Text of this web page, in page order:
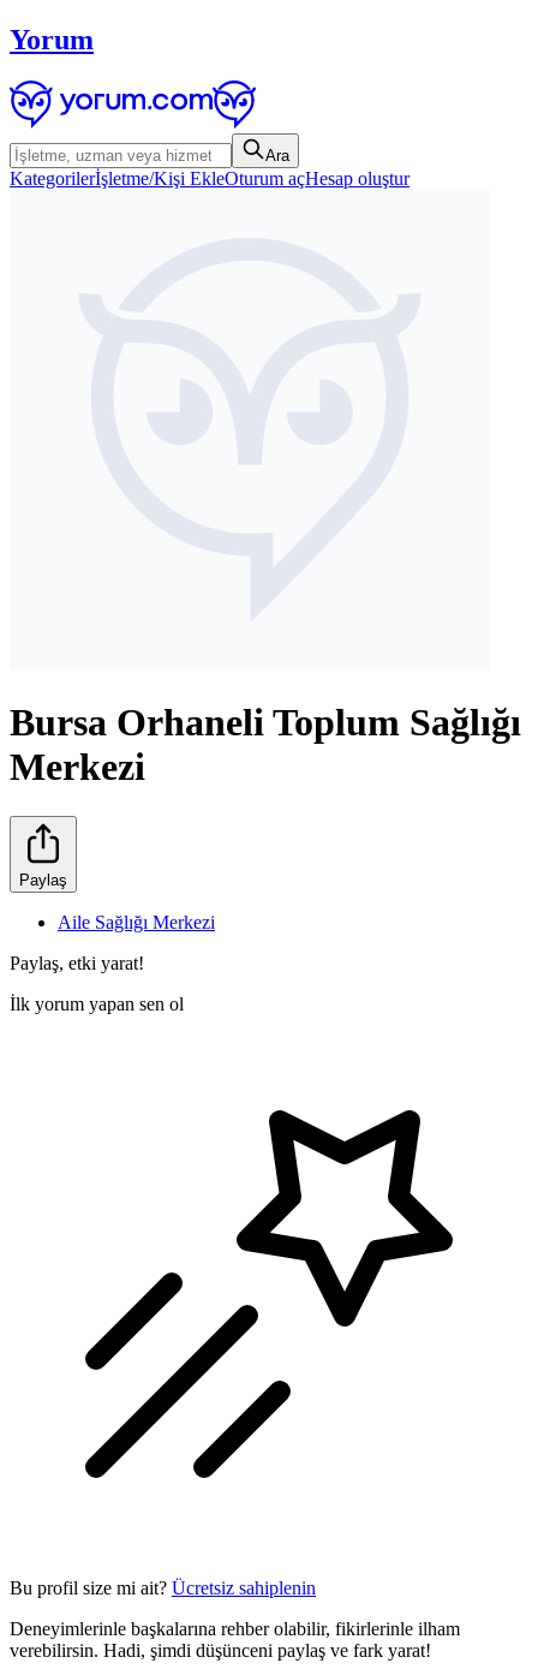
Yorum
Ara
Kategorilerİşletme/Kişi EkleOturum açHesap oluştur
Bursa Orhaneli Toplum Sağlığı
Merkezi
Paylaş
Aile Sağlığı Merkezi
Paylaş, etki yarat!
İlk yorum yapan sen ol
Bu profil size mi ait? Ücretsiz sahiplenin
Deneyimlerinle başkalarına rehber olabilir, fikirlerinle ilham
verebilirsin. Hadi, şimdi düşünceni paylaş ve fark yarat!